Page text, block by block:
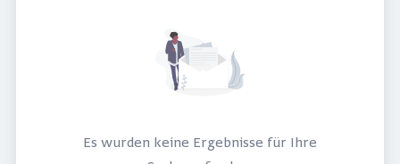
Es wurden keine Ergebnisse für Ihre